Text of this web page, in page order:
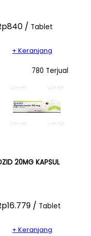
/ Tablet
+ Keranjang
780 Terjual
20MG KAPSUL
/ Tablet
+ Keranjang